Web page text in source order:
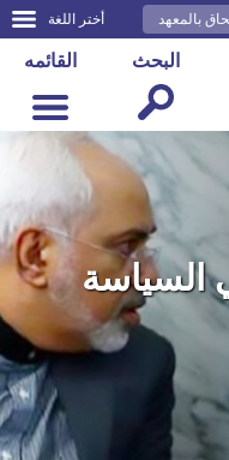
أختر اللغة بالمعهد
القائمه البحث
السياسة